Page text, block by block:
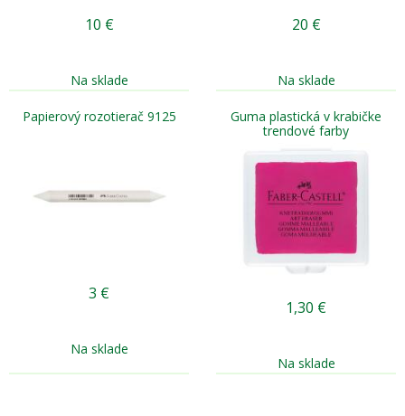
10 €
Na sklade
20 €
Na sklade
Papierový rozotierač 9125
3 €
Na sklade
Guma plastická v krabičke
trendové farby
1,30 €
Na sklade